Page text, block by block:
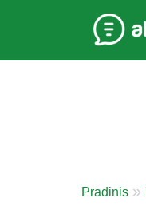
Pradinis